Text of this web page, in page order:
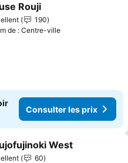
à mes favoris
Rouji
190
de : Centre-ville
Consulter les prix
à mes favoris
West
60